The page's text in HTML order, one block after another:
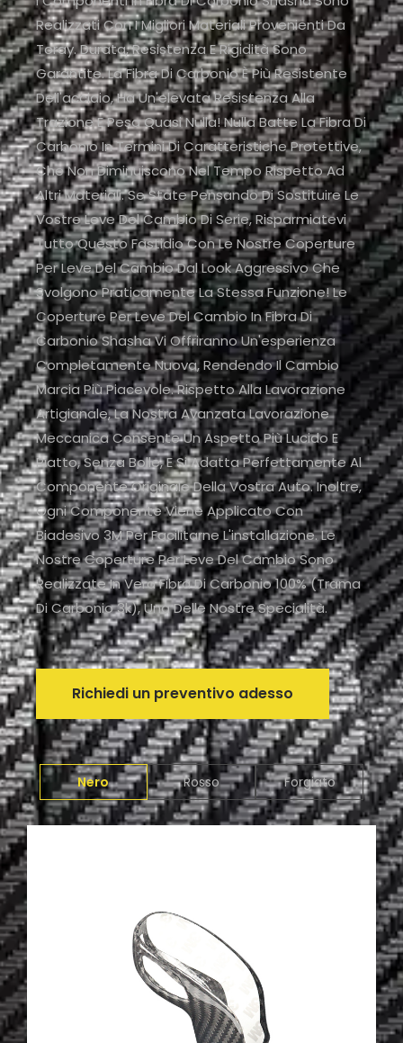
Realizzati Con I Migliori Materiali Provenienti Da
Toray. Durata, Resistenza E Rigidità Sono
Garantite. La Fibra Di Carbonio È Più Resistente
Dell'acciaio, Ha Un'elevata Resistenza Alla
Trazione E Pesa Quasi Nulla! Nulla Batte La Fibra Di
Carbonio In Termini Di Caratteristiche Protettive,
Che Non Diminuiscono Nel Tempo Rispetto Ad
Altri Materiali. Se State Pensando Di Sostituire Le
Vostre Leve Del Cambio Di Serie, Risparmiatevi
Tutto Questo Fastidio Con Le Nostre Coperture
Per Leve Del Cambio Dal Look Aggressivo Che
Svolgono Praticamente La Stessa Funzione! Le
Coperture Per Leve Del Cambio In Fibra Di
Carbonio Shasha Vi Offriranno Un'esperienza
Completamente Nuova, Rendendo Il Cambio
Marcia Più Piacevole. Rispetto Alla Lavorazione
Artigianale, La Nostra Avanzata Lavorazione
Meccanica Consente Un Aspetto Più Lucido E
Piatto, Senza Bolle, E Si Adatta Perfettamente Al
Componente Originale Della Vostra Auto. Inoltre,
Ogni Componente Viene Applicato Con
Biadesivo 3M Per Facilitarne L'installazione. Le
Nostre Coperture Per Leve Del Cambio Sono
Realizzate In Vera Fibra Di Carbonio 100% (trama
Di Carbonio 3k), Una Delle Nostre Specialità.
Richiedi un preventivo adesso
Nero Rosso Forgiato